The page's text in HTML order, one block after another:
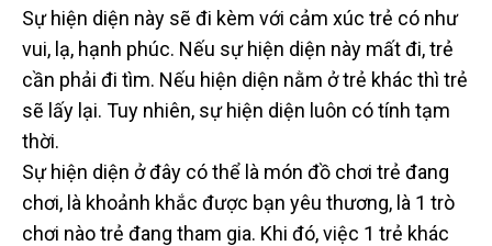
Sự hiện diện này sẽ đi kèm với cảm xúc trẻ có như
vui, lạ, hạnh phúc. Nếu sự hiện diện này mất đi, trẻ
cần phải đi tìm. Nếu hiện diện nằm ở trẻ khác thì trẻ
sẽ lấy lại. Tuy nhiên, sự hiện diện luôn có tính tạm
thời.
Sự hiện diện ở đây có thể là món đồ chơi trẻ đang
chơi, là khoảnh khắc được bạn yêu thương, là 1 trò
chơi nào trẻ đang tham gia. Khi đó, việc 1 trẻ khác